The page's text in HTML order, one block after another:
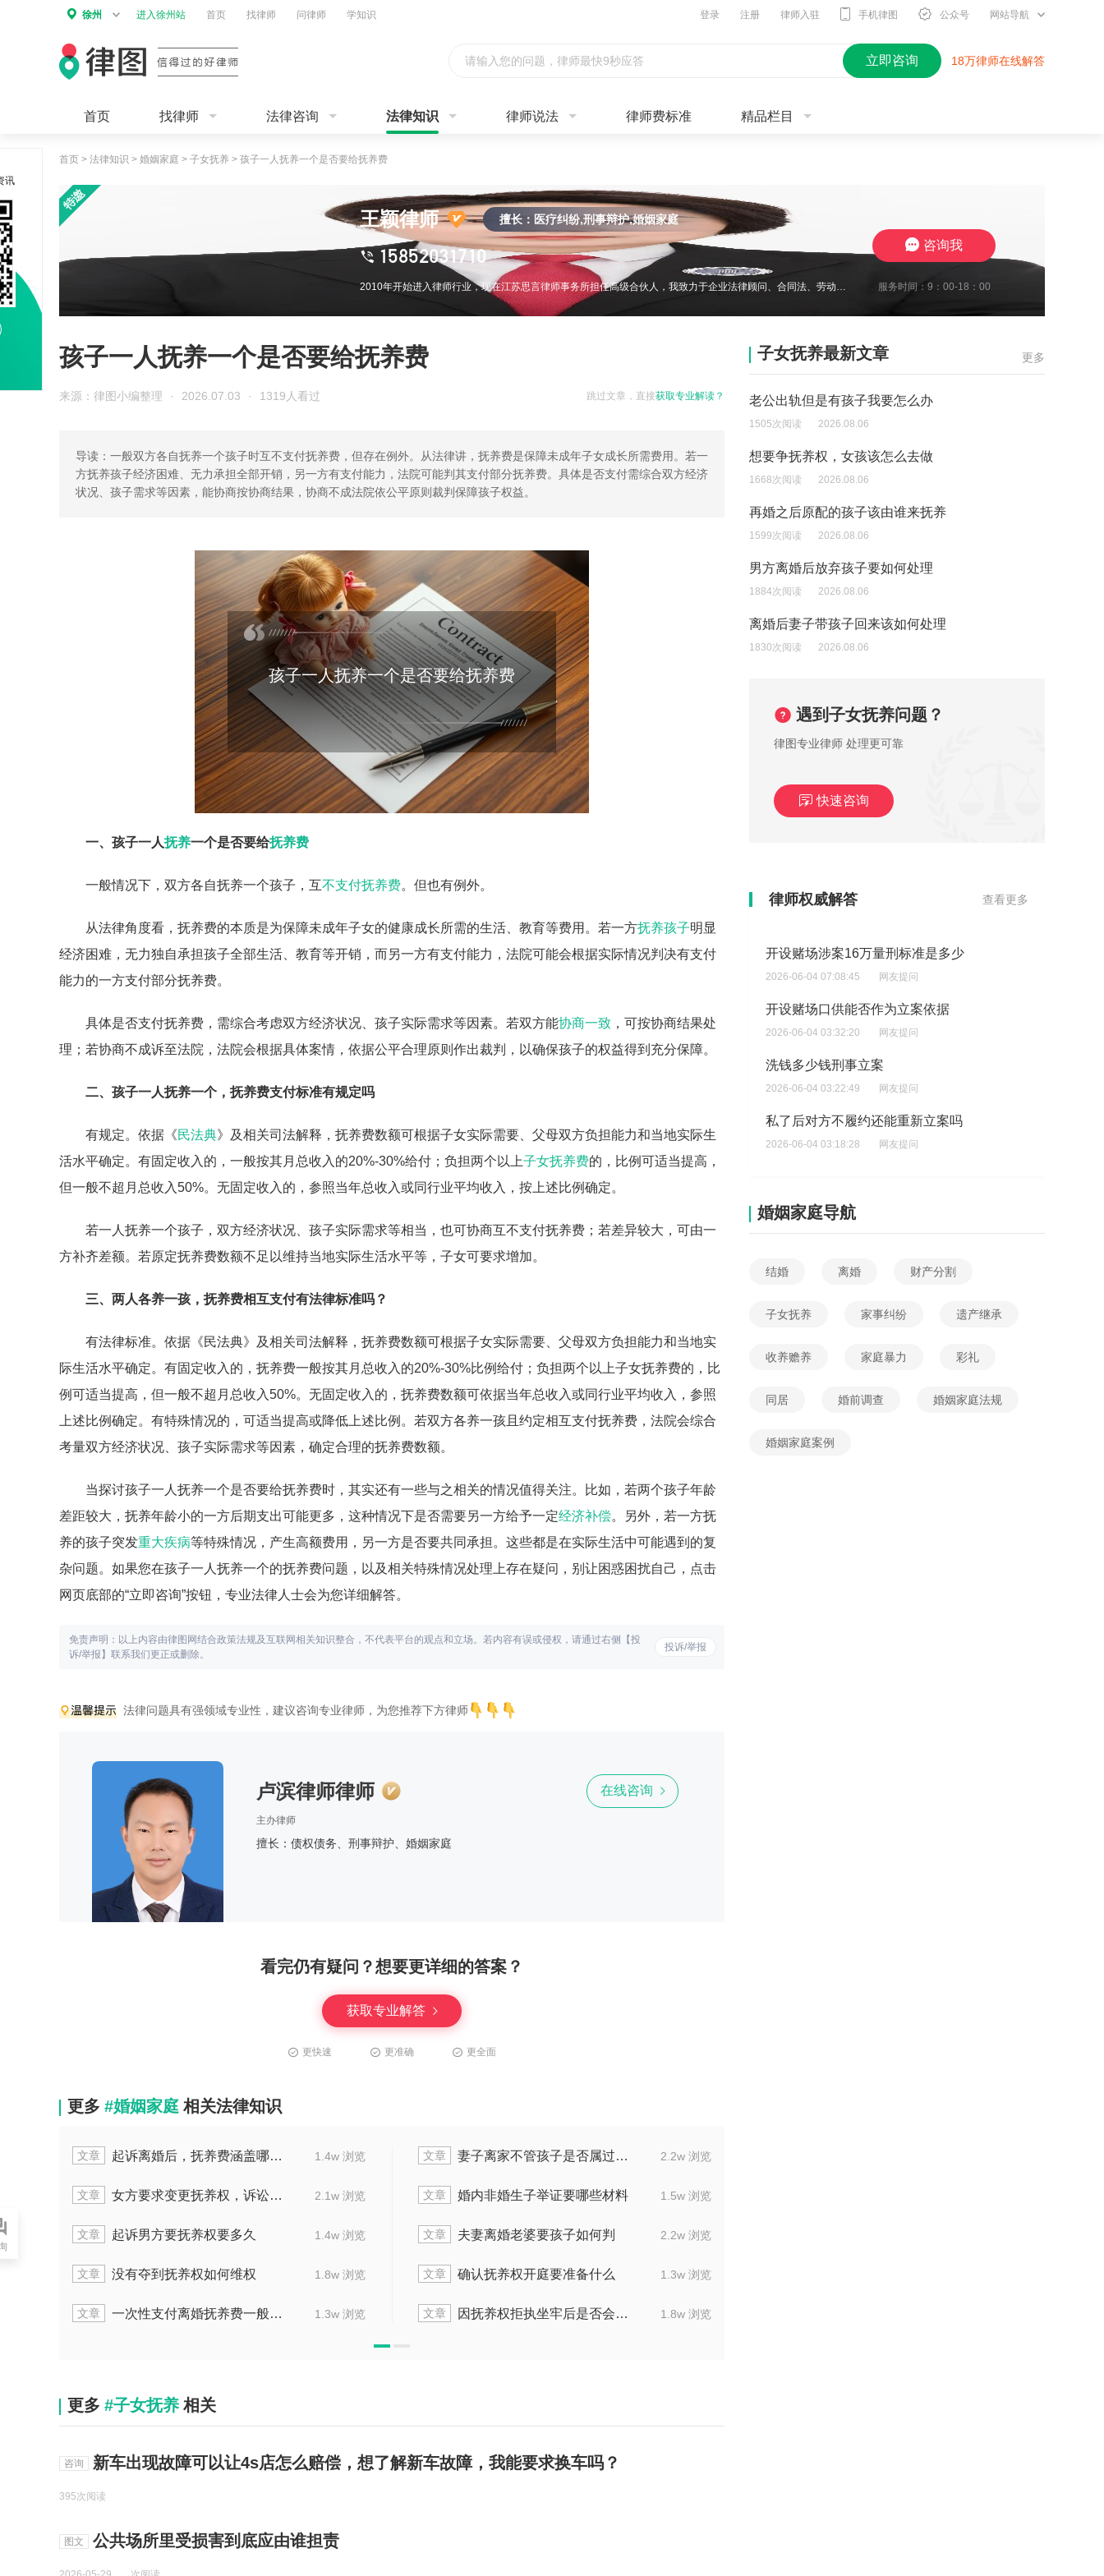
徐州 进入徐州站 首页 找律师 问律师 学知识 登录 注册 律师入驻 手机律图 公众号 网站导航
请输入您的问题，律师最快9秒应答 立即咨询 18万律师在线解答
首页 找律师 法律咨询 法律知识 律师说法 律师费标准 精品栏目
首页 > 法律知识 > 婚姻家庭 > 子女抚养 > 孩子一人抚养一个是否要给抚养费
王颖律师 擅长：医疗纠纷,刑事辩护,婚姻家庭
15852031710
2010年开始进入律师行业，现在江苏思言律师事务所担任高级合伙人，我致力于企业法律顾问、合同法、劳动纠纷、工伤待遇赔偿、交通事故与保险合同研究、婚姻家事传承研究。至今累计承办1700余起案件，成功地维护了众多当事人的合法权益，取得了一系列出色的成绩，赢得了广大当事人的充分信赖及肯定。我在2024年10月份被评定为三级律师职称，我将继续要求自己勤勉尽责，注重熏陶品行与职业道德修养，为委托人提供了高效 服务时间：9：00-18：00
咨询我
孩子一人抚养一个是否要给抚养费
跳过文章，直接获取专业解读？
来源：律图小编整理 · 2026.07.03 · 1319人看过
导读：一般双方各自抚养一个孩子时互不支付抚养费，但存在例外。从法律讲，抚养费是保障未成年子女成长所需费用。若一
方抚养孩子经济困难、无力承担全部开销，另一方有支付能力，法院可能判其支付部分抚养费。具体是否支付需综合双方经济
状况、孩子需求等因素，能协商按协商结果，协商不成法院依公平原则裁判保障孩子权益。
孩子一人抚养一个是否要给抚养费
一、孩子一人抚养一个是否要给抚养费
一般情况下，双方各自抚养一个孩子，互不支付抚养费。但也有例外。
从法律角度看，抚养费的本质是为保障未成年子女的健康成长所需的生活、教育等费用。若一方抚养孩子明显
经济困难，无力独自承担孩子全部生活、教育等开销，而另一方有支付能力，法院可能会根据实际情况判决有支付
能力的一方支付部分抚养费。
具体是否支付抚养费，需综合考虑双方经济状况、孩子实际需求等因素。若双方能协商一致 ，可按协商结果处
理；若协商不成诉至法院，法院会根据具体案情，依据公平合理原则作出裁判，以确保孩子的权益得到充分保障。
二、孩子一人抚养一个，抚养费支付标准有规定吗
有规定。依据《民法典》及相关司法解释，抚养费数额可根据子女实际需要、父母双方负担能力和当地实际生
活水平确定。有固定收入的，一般按其月总收入的20%-30%给付；负担两个以上子女抚养费的，比例可适当提高，
但一般不超月总收入50%。无固定收入的，参照当年总收入或同行业平均收入，按上述比例确定。
若一人抚养一个孩子，双方经济状况、孩子实际需求等相当，也可协商互不支付抚养费；若差异较大，可由一
方补齐差额。若原定抚养费数额不足以维持当地实际生活水平等，子女可要求增加。
三、两人各养一孩，抚养费相互支付有法律标准吗？
有法律标准。依据《民法典》及相关司法解释，抚养费数额可根据子女实际需要、父母双方负担能力和当地实
际生活水平确定。有固定收入的，抚养费一般按其月总收入的20%-30%比例给付；负担两个以上子女抚养费的，比
例可适当提高，但一般不超月总收入50%。无固定收入的，抚养费数额可依据当年总收入或同行业平均收入，参照
上述比例确定。有特殊情况的，可适当提高或降低上述比例。若双方各养一孩且约定相互支付抚养费，法院会综合
考量双方经济状况、孩子实际需求等因素，确定合理的抚养费数额。
当探讨孩子一人抚养一个是否要给抚养费时，其实还有一些与之相关的情况值得关注。比如，若两个孩子年龄
差距较大，抚养年龄小的一方后期支出可能更多，这种情况下是否需要另一方给予一定经济补偿。另外，若一方抚
养的孩子突发重大疾病等特殊情况，产生高额费用，另一方是否要共同承担。这些都是在实际生活中可能遇到的复
杂问题。如果您在孩子一人抚养一个的抚养费问题，以及相关特殊情况处理上存在疑问，别让困惑困扰自己，点击
网页底部的“立即咨询”按钮，专业法律人士会为您详细解答。
投诉/举报
免责声明：以上内容由律图网结合政策法规及互联网相关知识整合，不代表平台的观点和立场。若内容有误或侵权，请通过右侧【投
诉/举报】联系我们更正或删除。
法律问题具有强领域专业性，建议咨询专业律师，为您推荐下方律师
卢滨律师律师
主办律师
擅长：债权债务、刑事辩护、婚姻家庭
在线咨询
看完仍有疑问？想要更详细的答案？
获取专业解答
更快速 更准确 更全面
更多 #婚姻家庭 相关法律知识
2.2w 浏览
是否属过错方
1.5w 浏览
证要哪些材料
2.2w 浏览
孩子如何判
1.3w 浏览
要准备什么
1.8w 浏览
是否会二次执行
2.1w 浏览
文章 婚内给了抚养费还被起诉怎么应诉 文章 再婚女方带小孩离婚怎么分
1.5w 浏览
文章 离婚协议要求给孩子钱吗 文章 离婚后对方不支付抚养费该如何做
1.3w 浏览
文章 当夫妻离婚成年孩子判决会怎么样 文章 男方父母离婚时带孩子，财产如何判
1.3w 浏览
文章 离婚后向对方支付抚养费数额是多少 文章 夫妻离婚双胞胎抚养权通常会怎么判
1.8w 浏览
文章 离婚后孩子抚养权双方可共同拥有吗 文章 养父与生母怎么争夺抚养权
更多 #子女抚养 相关
咨询 新车出现故障可以让4s店怎么赔偿，想了解新车故障，我能要求换车吗？
395次阅读
图文 公共场所里受损害到底应由谁担责
更多
子女抚养最新文章
老公出轨但是有孩子我要怎么办
1505次阅读 2026.08.06
想要争抚养权，女孩该怎么去做
1668次阅读 2026.08.06
再婚之后原配的孩子该由谁来抚养
1599次阅读 2026.08.06
男方离婚后放弃孩子要如何处理
1884次阅读 2026.08.06
离婚后妻子带孩子回来该如何处理
1830次阅读 2026.08.06
遇到子女抚养问题？
律图专业律师 处理更可靠
快速咨询
律师权威解答 查看更多
嫖娼被抓罚款多少，想了解嫖娼被抓后该如何应对？
开设赌场涉案16万量刑标准是多少
2026-06-04 07:08:45 网友提问
开设赌场口供能否作为立案依据
2026-06-04 03:32:20 网友提问
洗钱多少钱刑事立案
2026-06-04 03:22:49 网友提问
私了后对方不履约还能重新立案吗
2026-06-04 03:18:28 网友提问
民事纠纷调解未成功，多久能立案
2026-06-03 06:31:27 网友提问
盗窃牲畜立案标准是怎样的
婚姻家庭导航
结婚 离婚 财产分割
子女抚养 家事纠纷 遗产继承
收养赡养 家庭暴力 彩礼
同居 婚前调查 婚姻家庭法规
婚姻家庭案例
讯